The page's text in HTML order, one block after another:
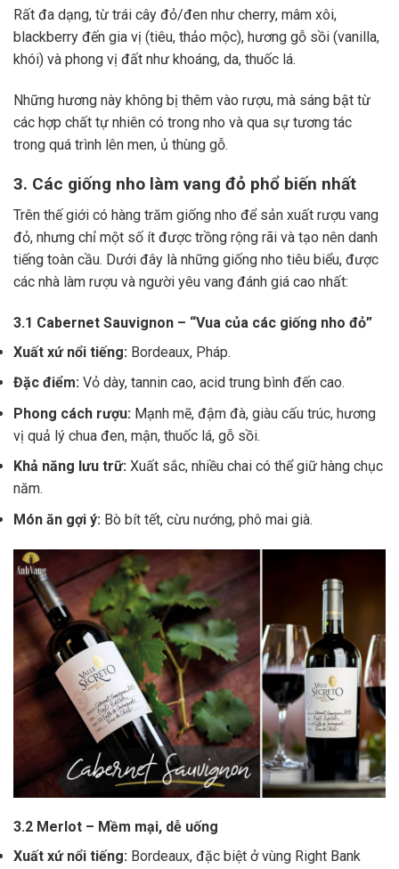
Rất đa dạng, từ trái cây đỏ/đen như cherry, mâm xôi,
blackberry đến gia vị (tiêu, thảo mộc), hương gỗ sồi (vanilla,
khói) và phong vị đất như khoáng, da, thuốc lá.
Những hương này không bị thêm vào rượu, mà sáng bật từ
các hợp chất tự nhiên có trong nho và qua sự tương tác
trong quá trình lên men, ủ thùng gỗ.
3. Các giống nho làm vang đỏ phổ biến nhất
Trên thế giới có hàng trăm giống nho để sản xuất rượu vang
đỏ, nhưng chỉ một số ít được trồng rộng rãi và tạo nên danh
tiếng toàn cầu. Dưới đây là những giống nho tiêu biểu, được
các nhà làm rượu và người yêu vang đánh giá cao nhất:
3.1 Cabernet Sauvignon – “Vua của các giống nho đỏ”
Xuất xứ nổi tiếng: Bordeaux, Pháp.
Đặc điểm: Vỏ dày, tannin cao, acid trung bình đến cao.
Phong cách rượu: Mạnh mẽ, đậm đà, giàu cấu trúc, hương
vị quả lý chua đen, mận, thuốc lá, gỗ sồi.
Khả năng lưu trữ: Xuất sắc, nhiều chai có thể giữ hàng chục
năm.
Món ăn gợi ý: Bò bít tết, cừu nướng, phô mai già.
3.2 Merlot – Mềm mại, dễ uống
Xuất xứ nổi tiếng: Bordeaux, đặc biệt ở vùng Right Bank